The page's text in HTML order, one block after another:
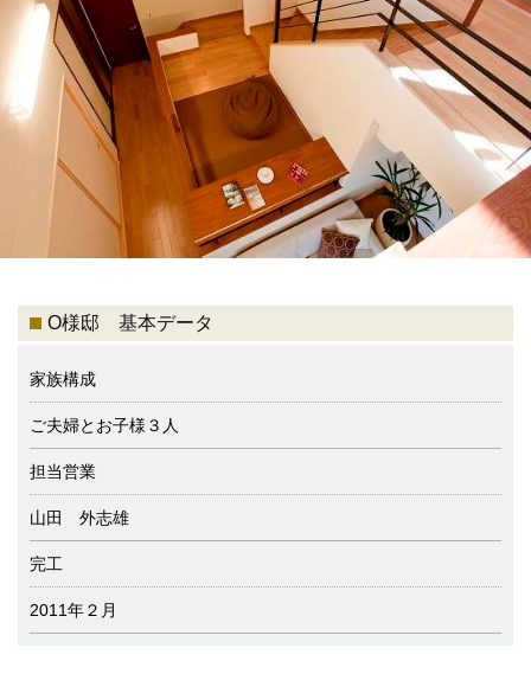
O様邸 基本データ
家族構成
ご夫婦とお子様３人
担当営業
山田 外志雄
完工
2011年２月